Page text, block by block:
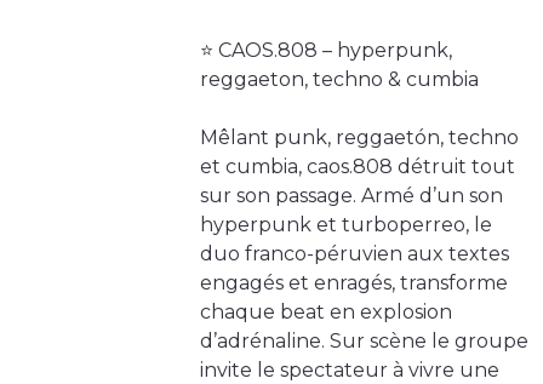
⭐️ CAOS.808 – hyperpunk,
reggaeton, techno & cumbia
Mêlant punk, reggaetón, techno
et cumbia, caos.808 détruit tout
sur son passage. Armé d’un son
hyperpunk et turboperreo, le
duo franco-péruvien aux textes
engagés et enragés, transforme
chaque beat en explosion
d’adrénaline. Sur scène le groupe
invite le spectateur à vivre une